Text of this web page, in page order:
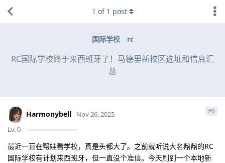
国际学校 rc
RC国际学校终于来西班牙了！马德里新校区选址和信息汇
总
1 of 1 post
Harmonybell
Lv.0
Nov 26, 2025 #0
最近一直在帮娃看学校，真是头都大了。之前就听说大名鼎鼎的RC
国际学校有计划来西班牙，但一直没个准信。今天刷到一个本地新